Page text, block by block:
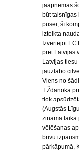
jāapņemas
būt taisnīgas
pusei, šī
izteikta
Izvērtējot
pret Latvijas
Latvijas
jāuzlabo
Viens no
T.Ždanoka
tiek
(Augstās
zināma laika
vēlēšanas
brīvu
pārkāpumā,